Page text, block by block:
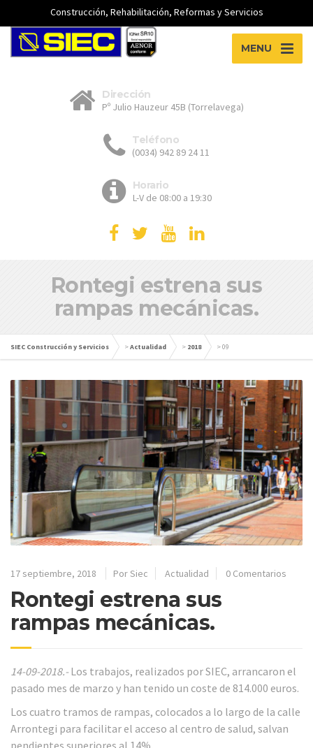
Construcción, Rehabilitación, Reformas y Servicios
MENU
Dirección
Pº Julio Hauzeur 45B (Torrelavega)
Teléfono
(0034) 942 89 24 11
Horario
L-V de 08:00 a 19:30
Rontegi estrena sus
rampas mecánicas.
SIEC Construcción y Servicios >Actualidad > 2018 >09
17 septiembre, 2018 Por Siec Actualidad 0 Comentarios
Rontegi estrena sus
rampas mecánicas.
14-09-2018.- Los trabajos, realizados por SIEC, arrancaron el
pasado mes de marzo y han tenido un coste de 814.000 euros.
Los cuatro tramos de rampas, colocados a lo largo de la calle
Arrontegi para facilitar el acceso al centro de salud, salvan